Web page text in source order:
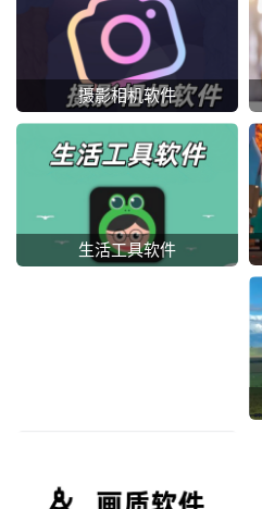
摄影相机软件
生活工具软件